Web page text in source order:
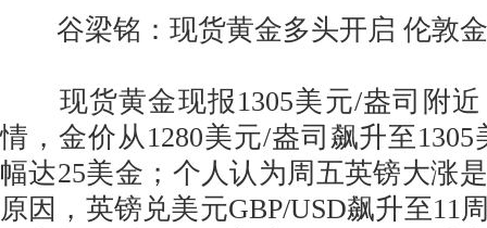
谷梁铭：现货黄金多头开启 伦敦金
现货黄金现报1305美元/盎司附近
情，金价从1280美元/盎司飙升至
幅达25美金；个人认为周五英镑大涨
原因，英镑兑美元GBP/USD飙升至11